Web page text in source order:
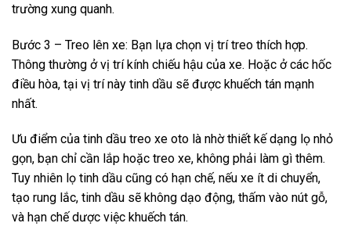
trường xung quanh.
Bước 3 – Treo lên xe: Bạn lựa chọn vị trí treo thích hợp.
Thông thường ở vị trí kính chiếu hậu của xe. Hoặc ở các hốc
điều hòa, tại vị trí này tinh dầu sẽ được khuếch tán mạnh
nhất.
Ưu điểm của tinh dầu treo xe oto là nhờ thiết kế dạng lọ nhỏ
gọn, bạn chỉ cần lắp hoặc treo xe, không phải làm gì thêm.
Tuy nhiên lọ tinh dầu cũng có hạn chế, nếu xe ít di chuyển,
tạo rung lắc, tinh dầu sẽ không dạo động, thấm vào nút gỗ,
và hạn chế dược việc khuếch tán.